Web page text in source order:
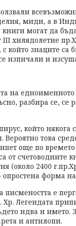
миди, а в
могат да
хилядолетие
който знаците са
изпичали и
на
разбира се, се
който някога
това
още по
от счетоводните
(около 2400
опростена форма
писмеността е
Хр. Легендата
идва и името.
и антилопи.